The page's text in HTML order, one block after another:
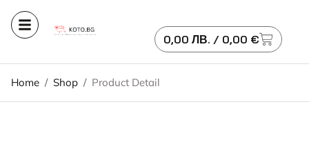
0,00 ЛВ. / 0,00 €
Home / Shop / Product Detail